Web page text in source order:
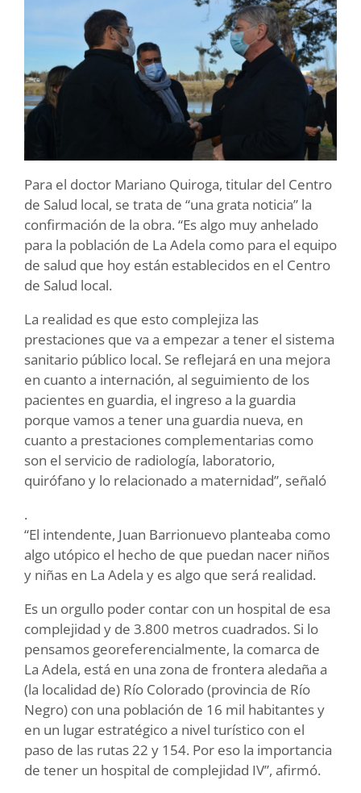
Para el doctor Mariano Quiroga, titular del Centro
de Salud local, se trata de “una grata noticia” la
confirmación de la obra. “Es algo muy anhelado
para la población de La Adela como para el equipo
de salud que hoy están establecidos en el Centro
de Salud local.
La realidad es que esto complejiza las
prestaciones que va a empezar a tener el sistema
sanitario público local. Se reflejará en una mejora
en cuanto a internación, al seguimiento de los
pacientes en guardia, el ingreso a la guardia
porque vamos a tener una guardia nueva, en
cuanto a prestaciones complementarias como
son el servicio de radiología, laboratorio,
quirófano y lo relacionado a maternidad”, señaló
.
“El intendente, Juan Barrionuevo planteaba como
algo utópico el hecho de que puedan nacer niños
y niñas en La Adela y es algo que será realidad.
Es un orgullo poder contar con un hospital de esa
complejidad y de 3.800 metros cuadrados. Si lo
pensamos georeferencialmente, la comarca de
La Adela, está en una zona de frontera aledaña a
(la localidad de) Río Colorado (provincia de Río
Negro) con una población de 16 mil habitantes y
en un lugar estratégico a nivel turístico con el
paso de las rutas 22 y 154. Por eso la importancia
de tener un hospital de complejidad IV”, afirmó.